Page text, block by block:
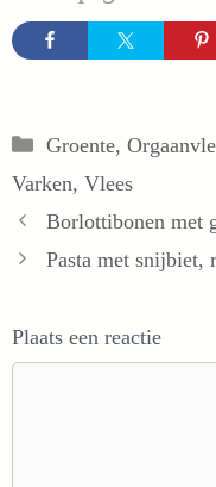
Categorieën
Groente,
Varken, Vlees
Borlottibonen met
Pasta met snijbiet,
Plaats een reactie